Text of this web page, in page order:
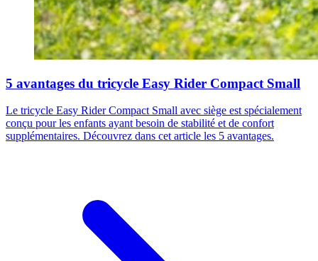
5 avantages du tricycle Easy Rider Compact Small
Le tricycle Easy Rider Compact Small avec siège est spécialement
conçu pour les enfants ayant besoin de stabilité et de confort
supplémentaires. Découvrez dans cet article les 5 avantages.